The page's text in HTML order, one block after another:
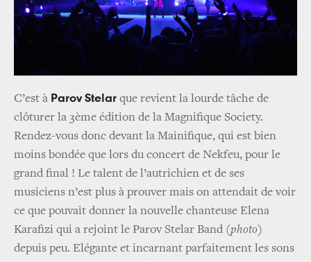
C’est à Parov Stelar que revient la lourde tâche de
clôturer la 3ème édition de la Magnifique Society.
Rendez-vous donc devant la Mainifique, qui est bien
moins bondée que lors du concert de Nekfeu, pour le
grand final ! Le talent de l’autrichien et de ses
musiciens n’est plus à prouver mais on attendait de voir
ce que pouvait donner la nouvelle chanteuse Elena
Karafizi qui a rejoint le Parov Stelar Band (photo)
depuis peu. Elégante et incarnant parfaitement les sons